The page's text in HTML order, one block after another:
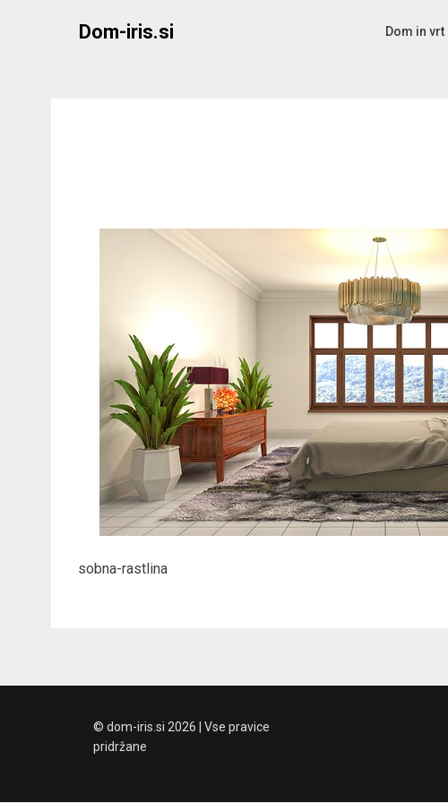
Dom-iris.si Dom in vrt
sobna-rastlina
© dom-iris.si 2026 | Vse pravice
pridržane